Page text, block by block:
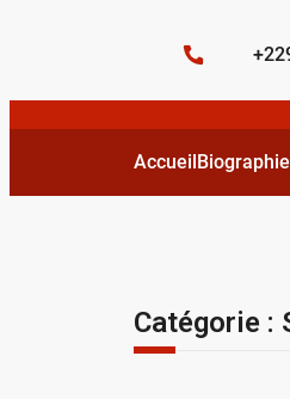
AccueilBiographie
Catégorie :